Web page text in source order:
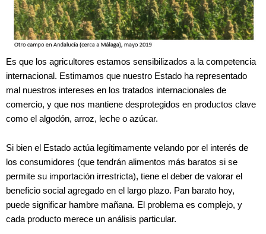
Es que los agricultores estamos sensibilizados a la competencia
internacional. Estimamos que nuestro Estado ha representado
mal nuestros intereses en los tratados internacionales de
comercio, y que nos mantiene desprotegidos en productos clave
como el algodón, arroz, leche o azúcar.
Si bien el Estado actúa legítimamente velando por el interés de
los consumidores (que tendrán alimentos más baratos si se
permite su importación irrestricta), tiene el deber de valorar el
beneficio social agregado en el largo plazo. Pan barato hoy,
puede significar hambre mañana. El problema es complejo, y
cada producto merece un análisis particular.